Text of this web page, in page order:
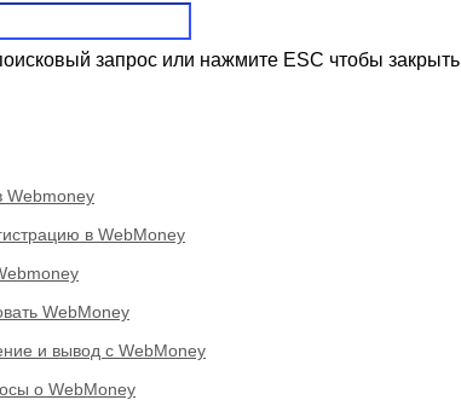
запрос или нажмите ESC чтобы закрыть
Webmoney
в WebMoney
WebMoney
и вывод с WebMoney
о WebMoney